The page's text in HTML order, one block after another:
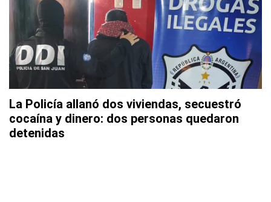
La Policía allanó dos viviendas, secuestró
cocaína y dinero: dos personas quedaron
detenidas